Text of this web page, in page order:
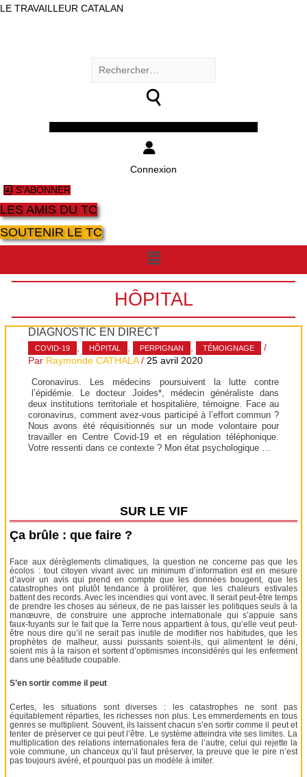
LE TRAVAILLEUR CATALAN
Rechercher :
Connexion
S'ABONNER
LES AMIS DU TC
SOUTENIR LE TC
Menu
HÔPITAL
DIAGNOSTIC EN DIRECT
COVID-19 , HÔPITAL , PERPIGNAN , TÉMOIGNAGE
/
Par Raymonde CATHALA /25 avril 2020
Coronavirus. Les médecins poursuivent la lutte contre
l’épidémie. Le docteur Joides*, médecin généraliste dans
deux institutions territoriale et hospitalière, témoigne. Face au
coronavirus, comment avez-vous participé à l’effort commun ?
Nous avons été réquisitionnés sur un mode volontaire pour
travailler en Centre Covid-19 et en régulation téléphonique.
Votre ressenti dans ce contexte ? Mon état psychologique …
SUR LE VIF
Ça brûle : que faire ?
Face aux dérèglements climatiques, la question ne concerne pas que les
écolos : tout citoyen vivant avec un minimum d’information est en mesure
d’avoir un avis qui prend en compte que les données bougent, que les
catastrophes ont plutôt tendance à proliférer, que les chaleurs estivales
battent des records. Avec les incendies qui vont avec. Il serait peut-être temps
de prendre les choses au sérieux, de ne pas laisser les politiques seuls à la
manœuvre, de construire une approche internationale qui s’appuie sans
faux-fuyants sur le fait que la Terre nous appartient à tous, qu’elle veut peut-
être nous dire qu’il ne serait pas inutile de modifier nos habitudes, que les
prophètes de malheur, aussi puissants soient-ils, qui alimentent le déni,
soient mis à la raison et sortent d’optimismes inconsidérés qui les enferment
dans une béatitude coupable.
S’en sortir comme il peut
Certes, les situations sont diverses : les catastrophes ne sont pas
équitablement réparties, les richesses non plus. Les emmerdements en tous
genres se multiplient. Souvent, ils laissent chacun s’en sortir comme il peut et
tenter de préserver ce qui peut l’être. Le système atteindra vite ses limites. La
multiplication des relations internationales fera de l’autre, celui qui rejette la
voie commune, un chanceux qu’il faut préserver, la preuve que le pire n’est
pas toujours avéré, et pourquoi pas un modèle à imiter.